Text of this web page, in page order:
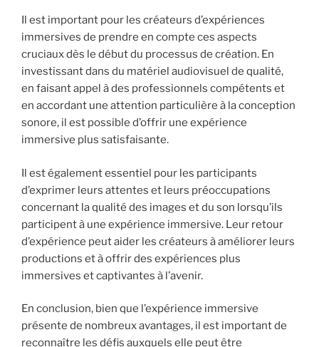
Il est important pour les créateurs d’expériences
immersives de prendre en compte ces aspects
cruciaux dès le début du processus de création. En
investissant dans du matériel audiovisuel de qualité,
en faisant appel à des professionnels compétents et
en accordant une attention particulière à la conception
sonore, il est possible d’offrir une expérience
immersive plus satisfaisante.
Il est également essentiel pour les participants
d’exprimer leurs attentes et leurs préoccupations
concernant la qualité des images et du son lorsqu’ils
participent à une expérience immersive. Leur retour
d’expérience peut aider les créateurs à améliorer leurs
productions et à offrir des expériences plus
immersives et captivantes à l’avenir.
En conclusion, bien que l’expérience immersive
présente de nombreux avantages, il est important de
reconnaître les défis auxquels elle peut être